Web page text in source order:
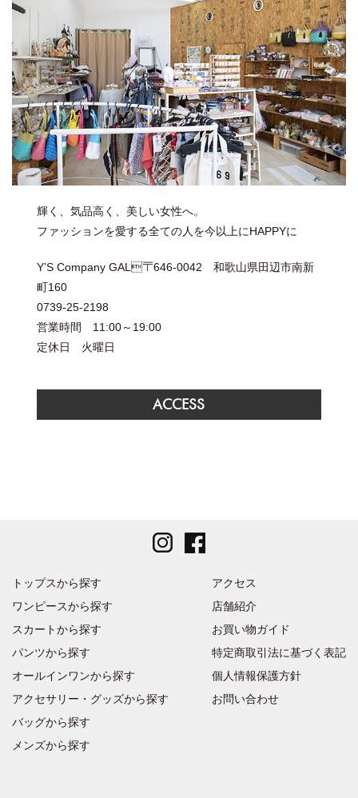
輝く、気品高く、美しい女性へ。
ファッションを愛する全ての人を今以上にHAPPYに
Y’S Company GAL〒646-0042 和歌山県田辺市南新
町160
0739-25-2198
営業時間 11:00～19:00
定休日 火曜日
ACCESS
トップスから探す
ワンピースから探す
スカートから探す
パンツから探す
オールインワンから探す
アクセサリー・グッズから探す
バッグから探す
メンズから探す
アクセス
店舗紹介
お買い物ガイド
特定商取引法に基づく表記
個人情報保護方針
お問い合わせ